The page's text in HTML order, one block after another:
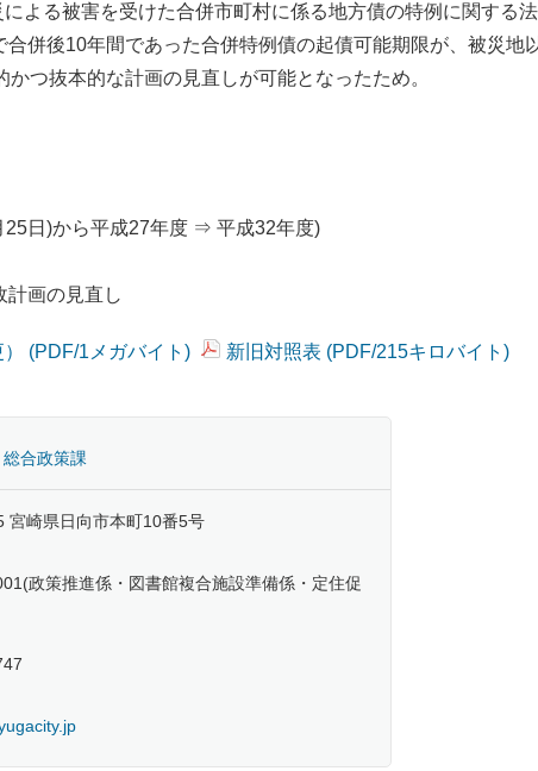
よる被害を受けた合併市町村に係る地方債の特例に関する法
併後10年間であった合併特例債の起債可能期限が、被災地
つ抜本的な計画の見直しが可能となったため。
日)から平成27年度 ⇒ 平成32年度)
計画の見直し
(PDF/1メガバイト) 新旧対照表 (PDF/215キロバイト)
合政策課
宮崎県日向市本町10番5号
政策推進係・図書館複合施設準備係・定住促